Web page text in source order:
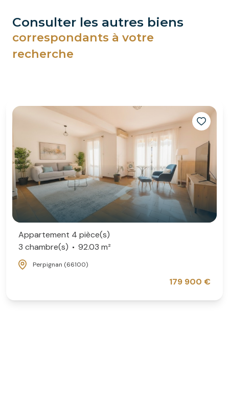
consulter les autres biens
correspondants à votre
recherche
Appartement 4 pièce(s)
3 chambre(s)
92.03 m²
Perpignan (66100)
179 900 €